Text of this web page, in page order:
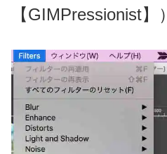
【GIMPressionist】）